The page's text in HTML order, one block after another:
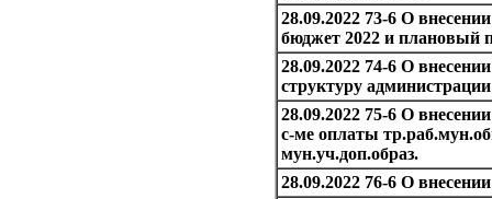
28.09.2022 73-6 О
бюджет 2022 и плановый
28.09.2022 74-6 О
структуру
28.09.2022 75-6 О
с-ме оплаты
мун.уч.доп.образ.
28.09.2022 76-6 О